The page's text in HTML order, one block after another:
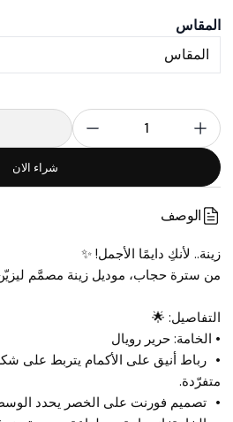
المقاس
المقاس
شراء الان
1
الوصف
زينة.. لأنكِ دايمًا الأجمل! ✨
من سترة حجاب، موديل زينة مصمَّم
التفاصيل: 🌟
• الخامة: حرير رويال
متفرّدة.
•	تصميم فورنت على الخصر يحدد الوسط بشكل مريح وأنيق.